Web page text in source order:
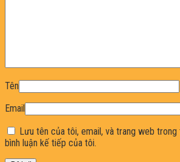
Tên
Email
Lưu tên của tôi, email, và trang web trong
bình luận kế tiếp của tôi.